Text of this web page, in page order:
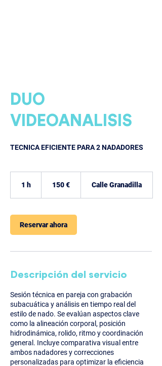
DUO
VIDEOANALISIS
TECNICA EFICIENTE PARA 2 NADADORES
1 h 150 € Calle Granadilla
Reservar ahora
Descripción del servicio
Sesión técnica en pareja con grabación
subacuática y análisis en tiempo real del
estilo de nado. Se evalúan aspectos clave
como la alineación corporal, posición
hidrodinámica, rolido, ritmo y coordinación
general. Incluye comparativa visual entre
ambos nadadores y correcciones
personalizadas para optimizar la eficiencia